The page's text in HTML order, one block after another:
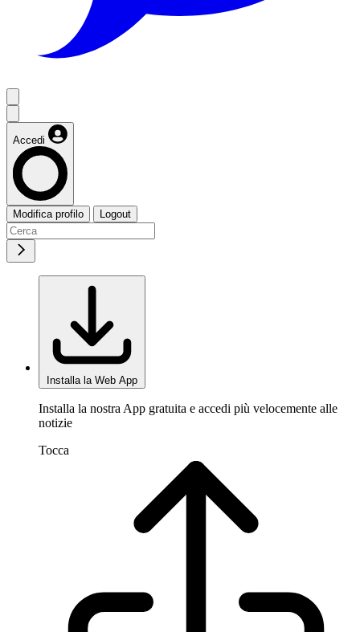
Accedi
Modifica profilo Logout
Installa la Web App
Installa la nostra App gratuita e accedi più velocemente alle
notizie
Tocca